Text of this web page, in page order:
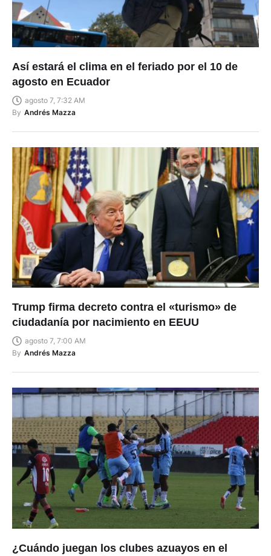
Así estará el clima en el feriado por el 10 de
agosto en Ecuador
agosto 7, 7:32 AM
By Andrés Mazza
Trump firma decreto contra el «turismo» de
ciudadanía por nacimiento en EEUU
agosto 7, 7:00 AM
By Andrés Mazza
¿Cuándo juegan los clubes azuayos en el